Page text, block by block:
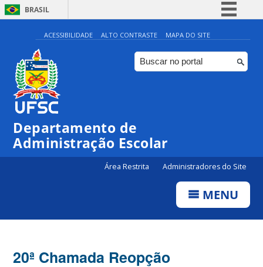
BRASIL
Simplifique!
Comunica BR
Participe
ACESSIBILIDADE ALTO CONTRASTE MAPA DO SITE
Departamento de
Administração Escolar
Área Restrita Administradores do Site
MENU
20ª Chamada Reopção